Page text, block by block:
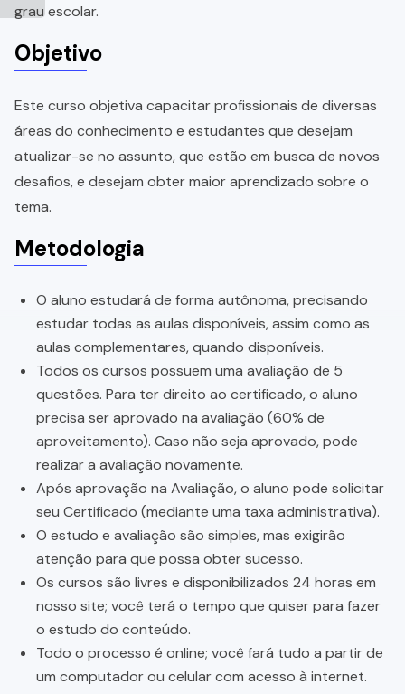
grau escolar.
Objetivo
Este curso objetiva capacitar profissionais de diversas
áreas do conhecimento e estudantes que desejam
atualizar-se no assunto, que estão em busca de novos
desafios, e desejam obter maior aprendizado sobre o
tema.
Metodologia
O aluno estudará de forma autônoma, precisando
estudar todas as aulas disponíveis, assim como as
aulas complementares, quando disponíveis.
Todos os cursos possuem uma avaliação de 5
questões. Para ter direito ao certificado, o aluno
precisa ser aprovado na avaliação (60% de
aproveitamento). Caso não seja aprovado, pode
realizar a avaliação novamente.
Após aprovação na Avaliação, o aluno pode solicitar
seu Certificado (mediante uma taxa administrativa).
O estudo e avaliação são simples, mas exigirão
atenção para que possa obter sucesso.
Os cursos são livres e disponibilizados 24 horas em
nosso site; você terá o tempo que quiser para fazer
o estudo do conteúdo.
Todo o processo é online; você fará tudo a partir de
um computador ou celular com acesso à internet.